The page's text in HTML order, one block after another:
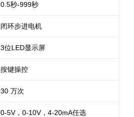
0.5秒-999秒
闭环步进电机
3位LED显示屏
按键操控
30 万次
0-5V，0-10V，4-20mA任选